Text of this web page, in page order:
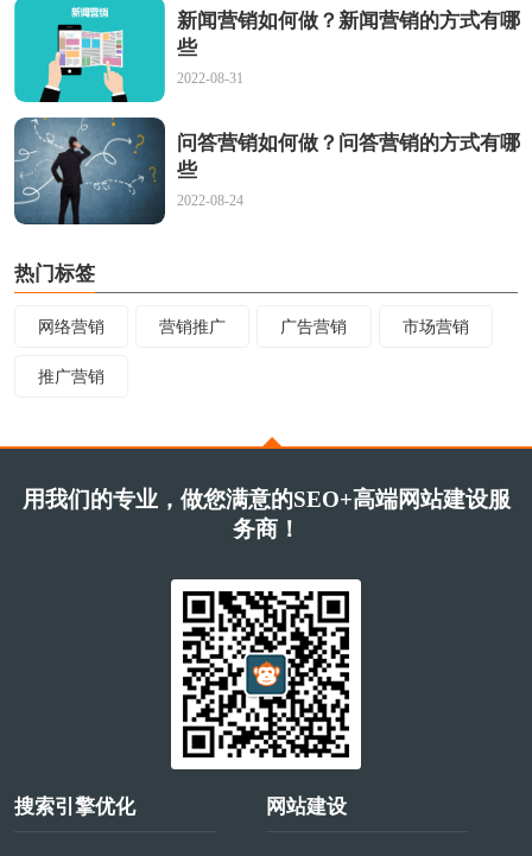
新闻营销如何做？新闻营销的方式有哪
些
2022-08-31
问答营销如何做？问答营销的方式有哪
些
2022-08-24
热门标签
网络营销 营销推广 广告营销 市场营销
推广营销
用我们的专业，做您满意的SEO+高端网站建设服
务商！
搜索引擎优化 网站建设